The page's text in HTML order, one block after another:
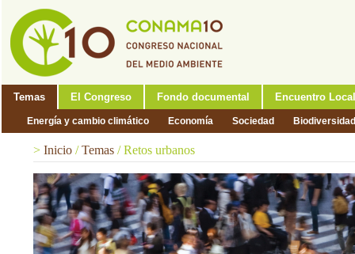
Temas El Congreso Fondo documental Encuentro Local
Energía y cambio climático Economía Sociedad Biodiversidad
> Inicio /Temas / Retos urbanos